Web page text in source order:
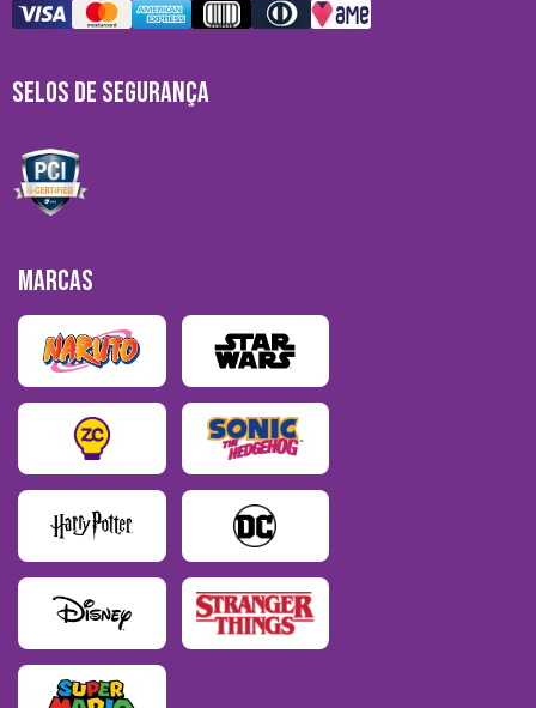
SELOS DE SEGURANÇA
MARCAS